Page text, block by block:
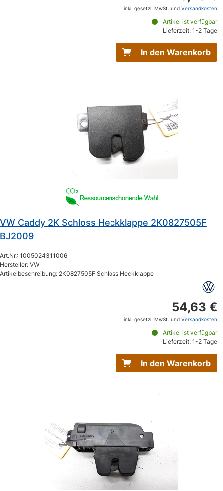
inkl. gesetzl. MwSt. und Versandkosten
Artikel ist verfügbar
Lieferzeit: 1-2 Tage
In den Warenkorb
VW Caddy 2K Schloss Heckklappe 2K0827505F
BJ2009
Art.Nr.: 1005024311006
Hersteller: VW
Artikelbeschreibung: 2K0827505F Schloss Heckklappe
54,63 €
inkl. gesetzl. MwSt. und Versandkosten
Artikel ist verfügbar
Lieferzeit: 1-2 Tage
In den Warenkorb